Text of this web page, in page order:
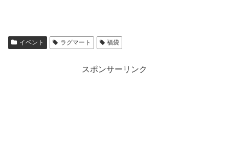
イベント ラグマート 福袋
スポンサーリンク